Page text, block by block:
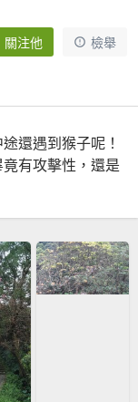
關注他 檢舉
還遇到猴子呢！
有攻擊性，還是